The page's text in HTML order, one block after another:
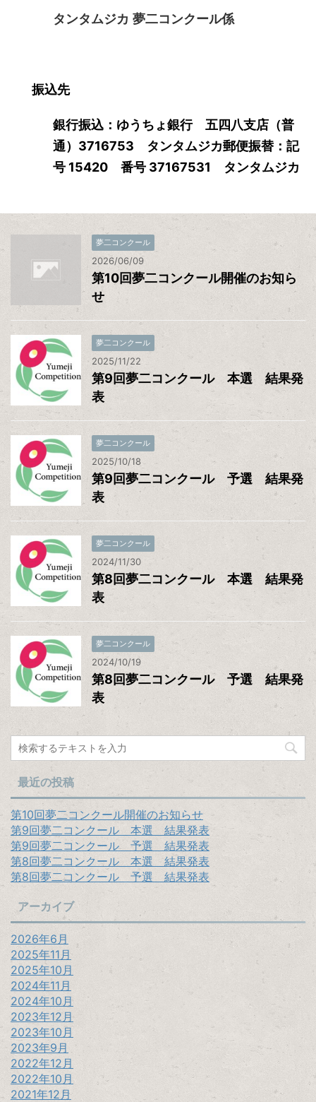
タンタムジカ 夢二コンクール係
振込先
銀行振込：ゆうちょ銀行 五四八支店（普
通）3716753 タンタムジカ郵便振替：記
号 15420 番号 37167531 タンタムジカ
夢二コンクール
2026/06/09
第10回夢二コンクール開催のお知ら
せ
夢二コンクール
2025/11/22
第9回夢二コンクール 本選 結果発
表
夢二コンクール
2025/10/18
第9回夢二コンクール 予選 結果発
表
夢二コンクール
2024/11/30
第8回夢二コンクール 本選 結果発
表
夢二コンクール
2024/10/19
第8回夢二コンクール 予選 結果発
表
最近の投稿
第10回夢二コンクール開催のお知らせ
第9回夢二コンクール 本選 結果発表
第9回夢二コンクール 予選 結果発表
第8回夢二コンクール 本選 結果発表
第8回夢二コンクール 予選 結果発表
アーカイブ
2026年6月
2025年11月
2025年10月
2024年11月
2024年10月
2023年12月
2023年10月
2023年9月
2022年12月
2022年10月
2021年12月